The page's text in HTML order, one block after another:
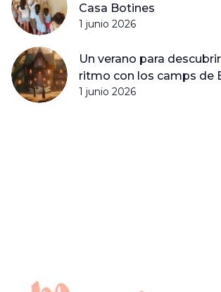
Casa Botines
1 junio 2026
Un verano para
ritmo con los camps de
1 junio 2026